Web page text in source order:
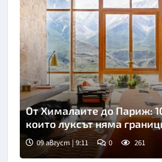
От Хималаите до Париж:
които луксът няма
09 август | 9:11 0 261